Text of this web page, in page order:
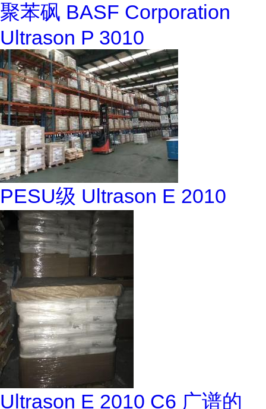
聚苯砜 BASF Corporation
Ultrason P 3010
PESU级 Ultrason E 2010
Ultrason E 2010 C6 广谱的